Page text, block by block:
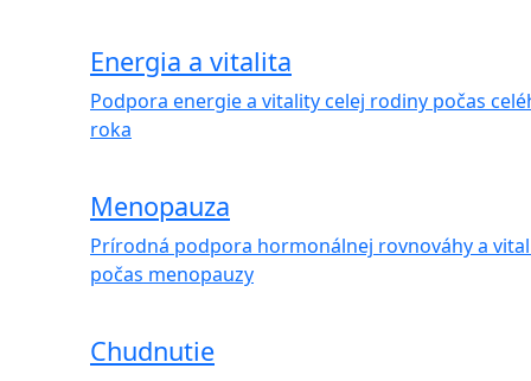
Energia a vitalita
Podpora energie a vitality celej rodiny počas
roka
Menopauza
Prírodná podpora hormonálnej rovnováhy a
počas menopauzy
Chudnutie